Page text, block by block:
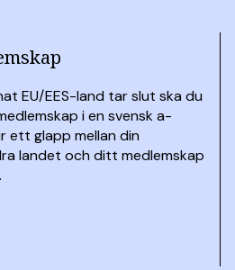
EU/EES-land tar slut ska du
i en svensk a-
ett glapp mellan din
landet och ditt medlemskap